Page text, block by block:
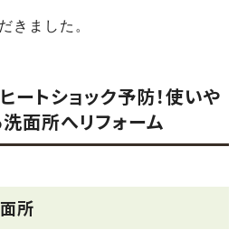
きました。
ートショック予防！使いや
面所へリフォーム
所